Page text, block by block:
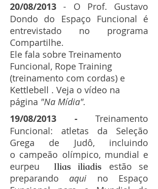
20/08/2013 - O Prof. Gustavo
Dondo do Espaço Funcional é
entrevistado no programa
Compartilhe.
Ele fala sobre Treinamento
Funcional, Rope Training
(treinamento com cordas) e
Kettlebell . Veja o vídeo na
página "Na Mídia".
19/08/2013 - Treinamento
Funcional: atletas da Seleção
Grega de Judô, incluindo
o campeão olímpico, mundial e
eurpeu Ilias iliadis estão se
preparando aqui no Espaço